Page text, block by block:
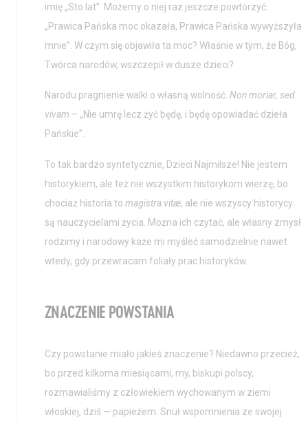
imię „Sto lat”. Możemy o niej raz jeszcze powtórzyć:
„Prawica Pańska moc okazała, Prawica Pańska wywyższyła
mnie”. W czym się objawiła ta moc? Właśnie w tym, że Bóg,
Twórca narodów, wszczepił w dusze dzieci?
Narodu pragnienie walki o własną wolność. Non moriar, sed
vivam – „Nie umrę lecz żyć będę, i będę opowiadać dzieła
Pańskie”.
To tak bardzo syntetycznie, Dzieci Najmilsze! Nie jestem
historykiem, ale też nie wszystkim historykom wierzę, bo
chociaż historia to magistra vitæ, ale nie wszyscy historycy
są nauczycielami życia. Można ich czytać, ale własny zmysł
rodzimy i narodowy każe mi myśleć samodzielnie nawet
wtedy, gdy przewracam foliały prac historyków.
ZNACZENIE POWSTANIA
Czy powstanie miało jakieś znaczenie? Niedawno przecież,
bo przed kilkoma miesiącami, my, biskupi polscy,
rozmawialiśmy z człowiekiem wychowanym w ziemi
włoskiej, dziś — papieżem. Snuł wspomnienia ze swojej